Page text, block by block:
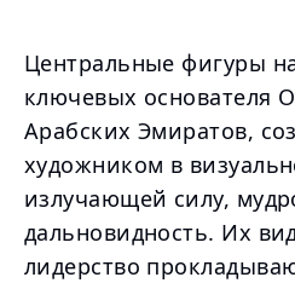
Центральные фигуры
ключевых основателя
Арабских Эмиратов,
художником в
излучающей силу,
дальновидность. Их
лидерство